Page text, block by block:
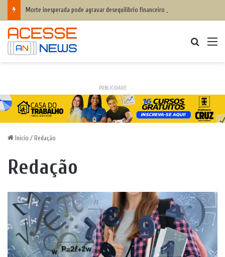
Morte inesperada pode agravar desequilíbrio financeiro das famílias
PUBLICIDADE
Início / Redação
Redação